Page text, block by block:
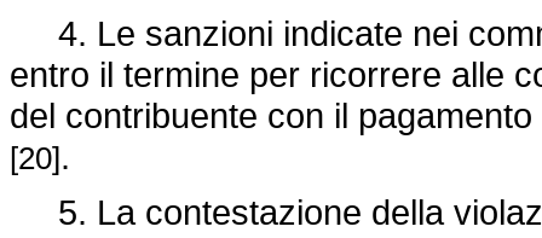
4. Le sanzioni indicate nei
entro il termine per ricorrere alle
del contribuente con il
[20].
5. La contestazione della